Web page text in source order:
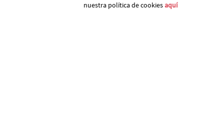
nuestra política de cookies aquí